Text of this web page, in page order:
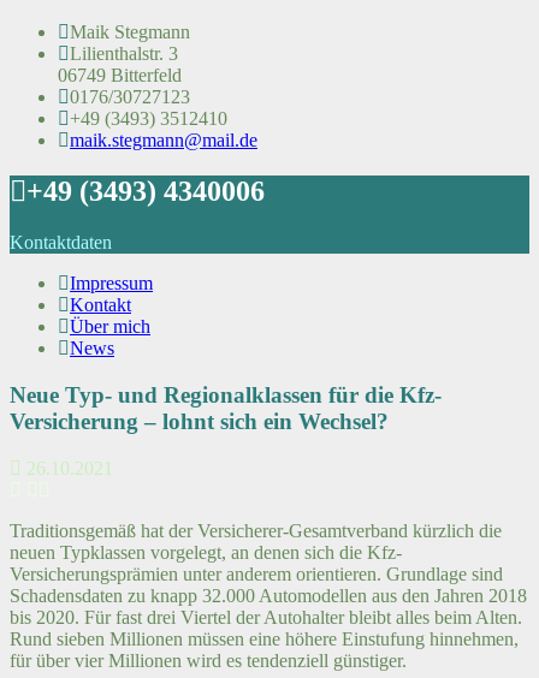
Maik Stegmann
Lilienthalstr. 3
06749 Bitterfeld
0176/30727123
+49 (3493) 3512410
maik.stegmann@mail.de
+49 (3493) 4340006
Kontaktdaten
Impressum
Kontakt
Über mich
News
Neue Typ- und Regionalklassen für die Kfz-
Versicherung – lohnt sich ein Wechsel?
26.10.2021
Traditionsgemäß hat der Versicherer-Gesamtverband kürzlich die
neuen Typklassen vorgelegt, an denen sich die Kfz-
Versicherungsprämien unter anderem orientieren. Grundlage sind
Schadensdaten zu knapp 32.000 Automodellen aus den Jahren 2018
bis 2020. Für fast drei Viertel der Autohalter bleibt alles beim Alten.
Rund sieben Millionen müssen eine höhere Einstufung hinnehmen,
für über vier Millionen wird es tendenziell günstiger.